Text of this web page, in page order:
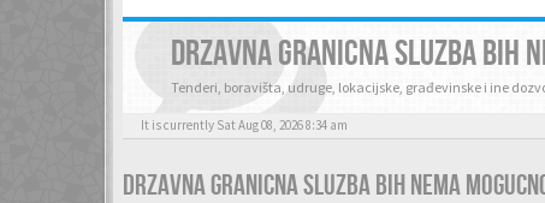
DRZAVNA GRANICNA SLUZBA BIH
Tenderi, boravišta, udruge, lokacijske, građevinske i ine
It is currently Sat Aug 08, 2026 8:34 am
DRZAVNA GRANICNA SLUZBA BIH NEMA